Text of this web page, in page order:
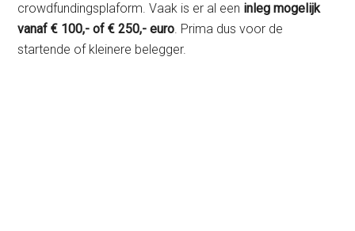
crowdfundingsplaform. Vaak is er al een inleg mogelijk
vanaf € 100,- of € 250,- euro. Prima dus voor de
startende of kleinere belegger.